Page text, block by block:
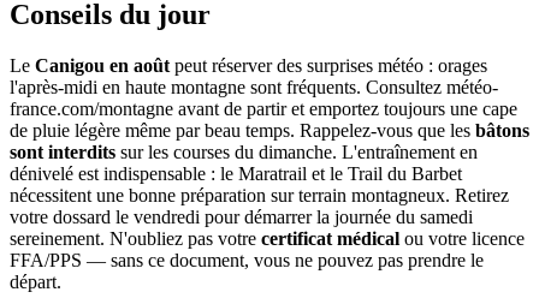
Conseils du jour
Le Canigou en août peut réserver des surprises météo : orages
l'après-midi en haute montagne sont fréquents. Consultez météo-
france.com/montagne avant de partir et emportez toujours une cape
de pluie légère même par beau temps. Rappelez-vous que les bâtons
sont interdits sur les courses du dimanche. L'entraînement en
dénivelé est indispensable : le Maratrail et le Trail du Barbet
nécessitent une bonne préparation sur terrain montagneux. Retirez
votre dossard le vendredi pour démarrer la journée du samedi
sereinement. N'oubliez pas votre certificat médical ou votre licence
FFA/PPS — sans ce document, vous ne pouvez pas prendre le
départ.